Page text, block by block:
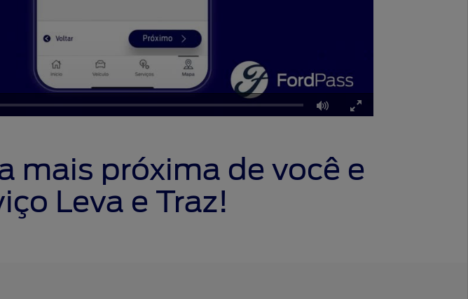
Fullscreen
mais próxima de você e
Leva e Traz!